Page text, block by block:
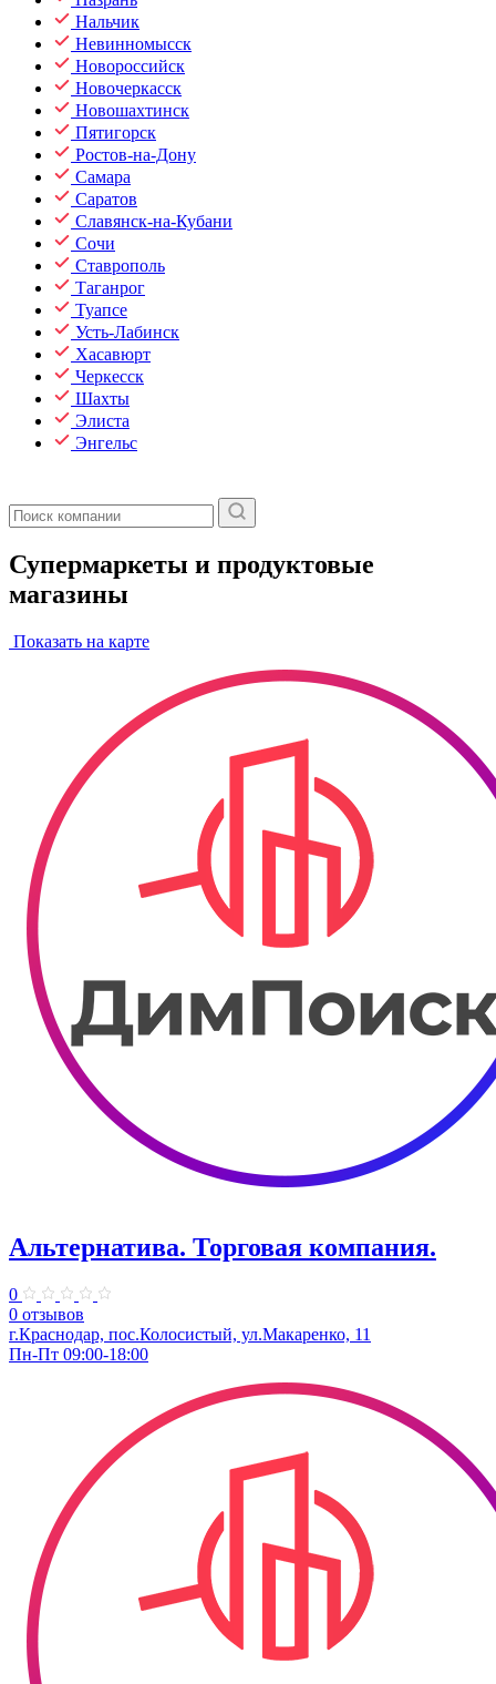
Нальчик
Невинномысск
Новороссийск
Новочеркасск
Новошахтинск
Пятигорск
Ростов-на-Дону
Самара
Саратов
Славянск-на-Кубани
Сочи
Ставрополь
Таганрог
Туапсе
Усть-Лабинск
Хасавюрт
Черкесск
Шахты
Элиста
Энгельс
Супермаркеты и продуктовые
магазины
Показать на карте
Альтернатива. Торговая компания.
0
0 отзывов
г.Краснодар, пос.Колосистый, ул.Макаренко, 11
Пн-Пт 09:00-18:00